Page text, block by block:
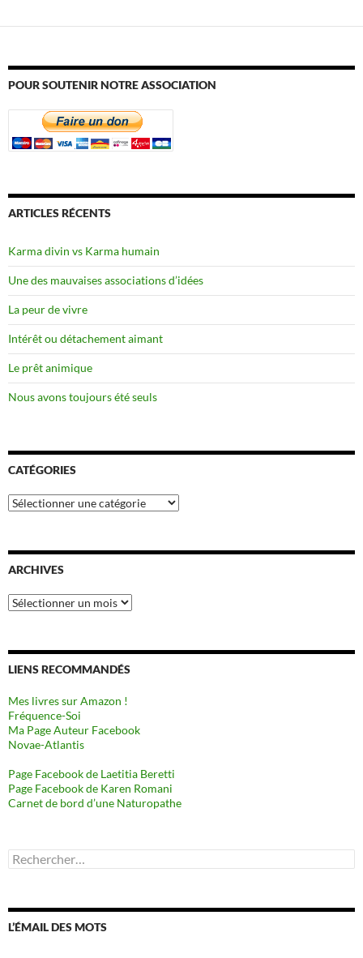
POUR SOUTENIR NOTRE ASSOCIATION
ARTICLES RÉCENTS
Karma divin vs Karma humain
Une des mauvaises associations d’idées
La peur de vivre
Intérêt ou détachement aimant
Le prêt animique
Nous avons toujours été seuls
CATÉGORIES
Catégories
ARCHIVES
Archives
LIENS RECOMMANDÉS
Mes livres sur Amazon !
Fréquence-Soi
Ma Page Auteur Facebook
Novae-Atlantis
Page Facebook de Laetitia Beretti
Page Facebook de Karen Romani
Carnet de bord d’une Naturopathe
Rechercher :
L’ÉMAIL DES MOTS